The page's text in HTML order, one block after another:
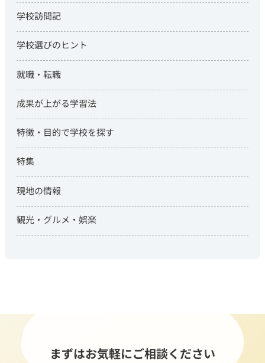
学校訪問記
学校選びのヒント
就職・転職
成果が上がる学習法
特徴・目的で学校を探す
特集
現地の情報
観光・グルメ・娯楽
まずはお気軽にご相談ください